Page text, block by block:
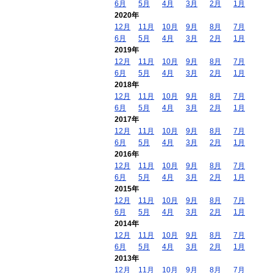
6月 5月 4月 3月 2月
1月
2020年
12月
11月 10月 9月 8月
7月
6月
5月 4月 3月 2月
1月
2019年
12月
11月 10月 9月 8月
7月
6月
5月 4月 3月 2月
1月
2018年
12月
11月 10月 9月 8月
7月
6月
5月 4月 3月 2月
1月
2017年
12月
11月 10月 9月 8月
7月
6月
5月 4月 3月 2月
1月
2016年
12月
11月 10月 9月 8月
7月
6月
5月 4月 3月 2月
1月
2015年
12月
11月 10月 9月 8月
7月
6月
5月 4月 3月 2月
1月
2014年
12月
11月 10月 9月 8月
7月
6月
5月 4月 3月 2月
1月
2013年
12月
11月 10月 9月 8月 7月